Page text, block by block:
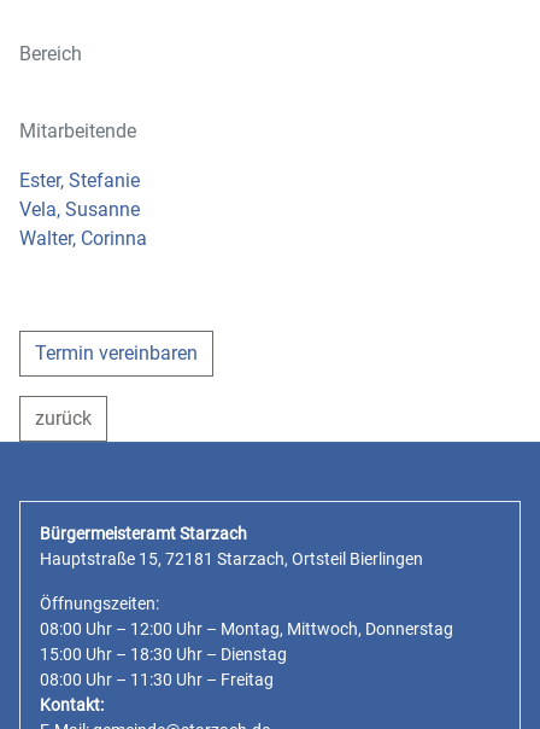
Bereich
Mitarbeitende
Ester, Stefanie
Vela, Susanne
Walter, Corinna
Termin vereinbaren
zurück
Bürgermeisteramt Starzach
Hauptstraße 15, 72181 Starzach, Ortsteil Bierlingen
Öffnungszeiten:
08:00 Uhr – 12:00 Uhr – Montag, Mittwoch, Donnerstag
15:00 Uhr – 18:30 Uhr – Dienstag
08:00 Uhr – 11:30 Uhr – Freitag
Kontakt: